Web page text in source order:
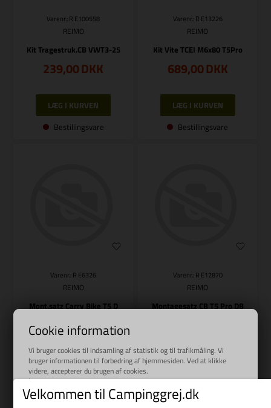
Cookie information
Vi bruger cookies til indsamling af statistik og til trafikmåling. Vi
bruger informationen til forbedring af hjemmesiden. Ved at klikke
videre, accepterer du brugen af cookies.
Læs mere
Varenr.: R E100558
REIMO
Kit Tragestruk.CB VWT3-25
239,00DKK
Bestillingsvare
Varenr.: R E13226
REIMO
Kit Vite TCEI M6x80 T5Pro
689,00DKK
Bestillingsvare
Varenr.: R E6326
REIMO
Mont.satz Carry Bike T5 D
889,00DKK
Varenr.: R E12870
REIMO
Montagesatz CB T5 Pro DB
Velkommen til Campinggrej.dk